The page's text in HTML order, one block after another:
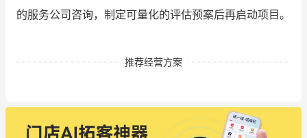
的服务公司咨询，制定可量化的评估预案后再启动项目。
推荐经营方案